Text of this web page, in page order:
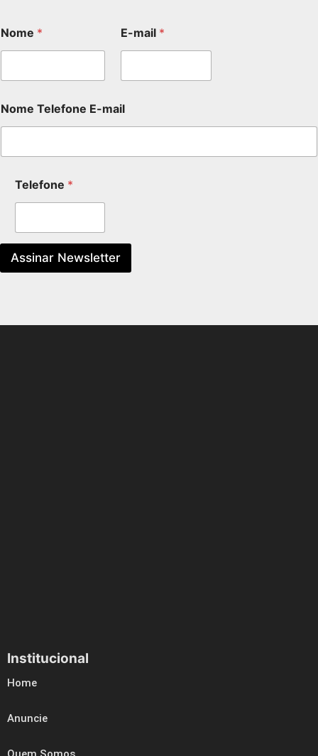
Nome * E-mail *
Nome Telefone E-mail
Telefone *
Assinar Newsletter
Institucional
Home
Anuncie